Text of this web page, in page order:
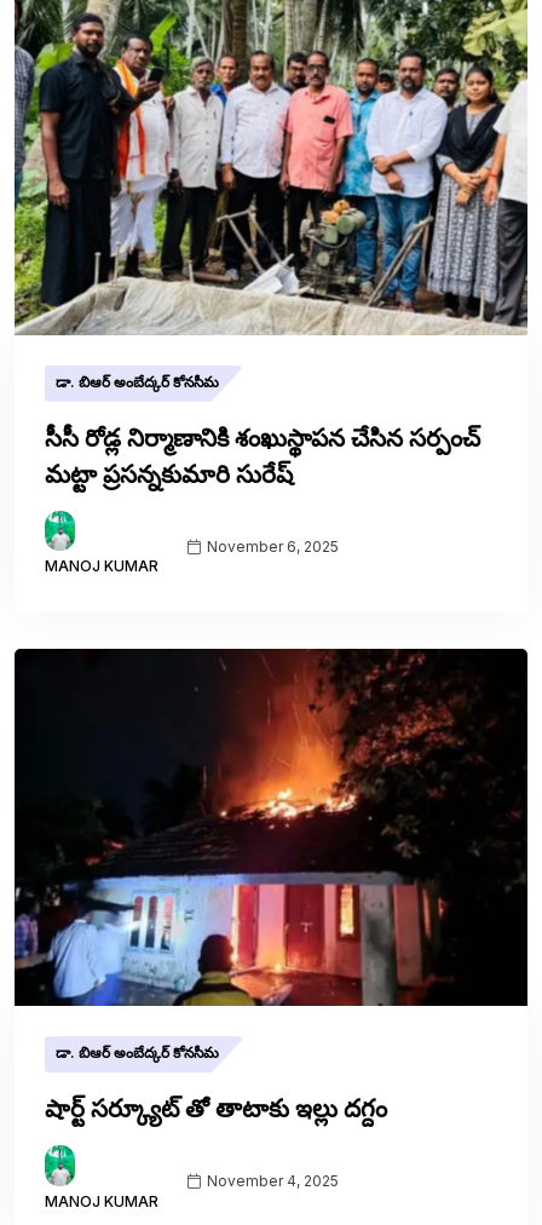
డా. బిఆర్ అంబేద్కర్ కోనసీమ
సీసీ రోడ్ల నిర్మాణానికి శంఖుస్థాపన చేసిన సర్పంచ్
మట్టా ప్రసన్నకుమారి సురేష్
MANOJ KUMAR
November 6, 2025
డా. బిఆర్ అంబేద్కర్ కోనసీమ
షార్ట్ సర్క్యూట్ తో తాటాకు ఇల్లు దగ్దం
MANOJ KUMAR
November 4, 2025